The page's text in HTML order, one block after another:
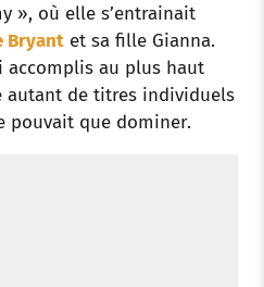
», où elle s’entrainait
Bryant et sa fille Gianna.
accomplis au plus haut
autant de titres individuels
pouvait que dominer.